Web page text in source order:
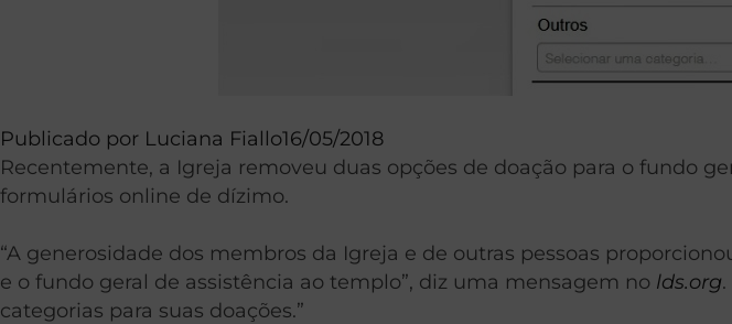
Publicado por Luciana Fiallo16/05/2018
Recentemente, a Igreja removeu duas opções de doação para o fundo
formulários online de dízimo.
“A generosidade dos membros da Igreja e de outras pessoas
e o fundo geral de assistência ao templo”, diz uma mensagem no lds.org
categorias para suas doações.”